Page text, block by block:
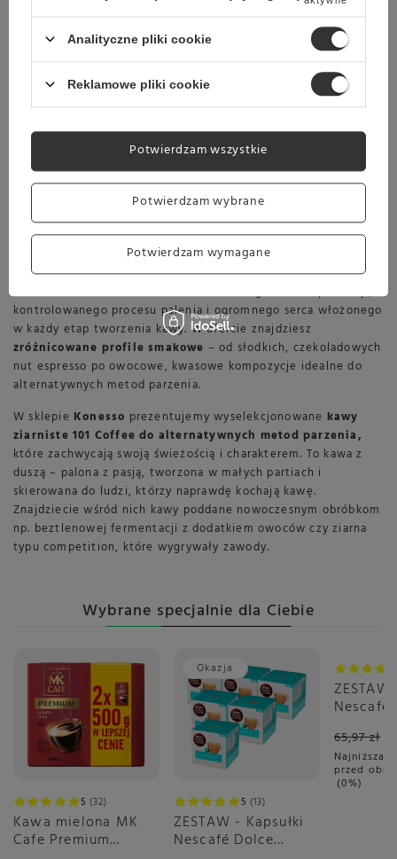
140,00 zł
Kawa ziarnista 101 Coffeeto propozycja dla tych, którzy
szukają autentyczności i prawdziwego rzemiosła w każdej
filiżance. Marka stworzona przez jednego pasjonata kawy
pokazuje, że mała palarnia może dostarczać produkty o
wyjątkowej jakości, świeżości i smaku.
Każde ziarno 101 Coffee to efekt starannego doboru plantacji,
kontrolowanego procesu palenia i ogromnego serca włożonego
w każdy etap tworzenia kawy. W ofercie znajdziesz
zróżnicowane profile smakowe – od słodkich, czekoladowych
nut espresso po owocowe, kwasowe kompozycje idealne do
alternatywnych metod parzenia.
W sklepie Konesso prezentujemy wyselekcjonowane kawy
ziarniste 101 Coffee do alternatywnych metod parzenia,
które zachwycają swoją świeżością i charakterem. To kawa z
duszą – palona z pasją, tworzona w małych partiach i
skierowana do ludzi, którzy naprawdę kochają kawę.
Znajdziecie wśród nich kawy poddane nowoczesnym obróbkom
np. beztlenowej fermentacji z dodatkiem owoców czy ziarna
typu competition, które wygrywały zawody.
Wybrane specjalnie dla Ciebie
5 32
Kawa mielona MK
Cafe Premium
Okazja
5 13
ZESTAW - Kapsułki
Nescafé Dolce
Okazja
Nescafé
3x16
65,97 zł
Najniższa
przed
0%
Analityczne pliki cookie
Reklamowe pliki cookie
Potwierdzam wybrane
Potwierdzam wymagane
Potwierdzam wszystkie